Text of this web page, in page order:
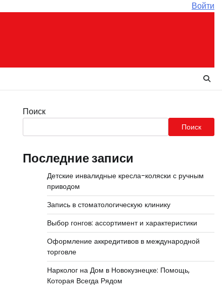
Войти
Поиск
Поиск
Последние записи
Детские инвалидные кресла-коляски с ручным
приводом
Запись в стоматологическую клинику
Выбор гонгов: ассортимент и характеристики
Оформление аккредитивов в международной
торговле
Нарколог на Дом в Новокузнецке: Помощь,
Которая Всегда Рядом